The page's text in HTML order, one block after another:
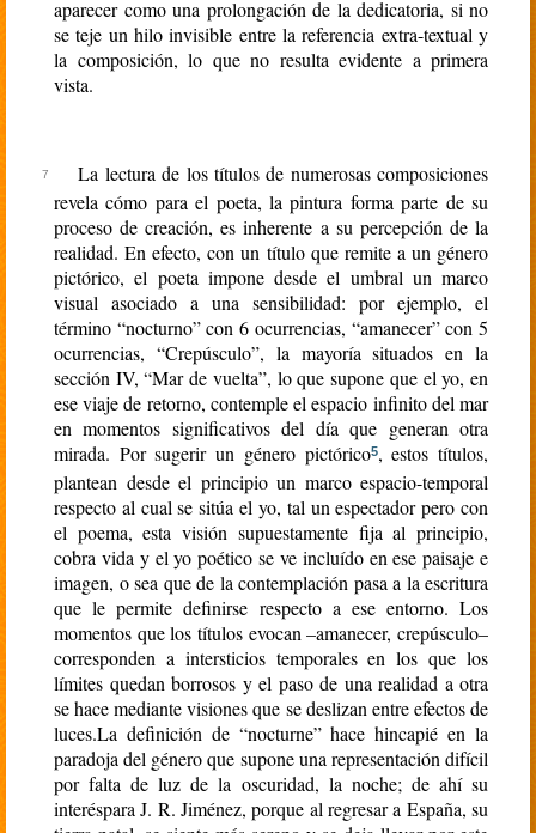
aparecer como una prolongación de la dedicatoria, si no
se teje un hilo invisible entre la referencia extra-textual y
la composición, lo que no resulta evidente a primera
vista.
La lectura de los títulos de numerosas composiciones
revela cómo para el poeta, la pintura forma parte de su
proceso de creación, es inherente a su percepción de la
realidad. En efecto, con un título que remite a un género
pictórico, el poeta impone desde el umbral un marco
visual asociado a una sensibilidad: por ejemplo, el
término “nocturno” con 6 ocurrencias, “amanecer” con 5
ocurrencias, “Crepúsculo”, la mayoría situados en la
sección IV, “Mar de vuelta”, lo que supone que el yo, en
ese viaje de retorno, contemple el espacio infinito del mar
en momentos significativos del día que generan otra
mirada. Por sugerir un género pictórico5, estos títulos,
plantean desde el principio un marco espacio-temporal
respecto al cual se sitúa el yo, tal un espectador pero con
el poema, esta visión supuestamente fija al principio,
cobra vida y el yo poético se ve incluído en ese paisaje e
imagen, o sea que de la contemplación pasa a la escritura
que le permite definirse respecto a ese entorno. Los
momentos que los títulos evocan –amanecer, crepúsculo–
corresponden a intersticios temporales en los que los
límites quedan borrosos y el paso de una realidad a otra
se hace mediante visiones que se deslizan entre efectos de
luces.La definición de “nocturne” hace hincapié en la
paradoja del género que supone una representación difícil
por falta de luz de la oscuridad, la noche; de ahí su
interéspara J. R. Jiménez, porque al regresar a España, su